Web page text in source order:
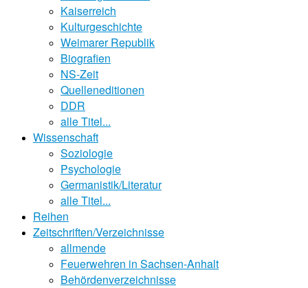
Kaiserreich
Kulturgeschichte
Weimarer Republik
Biografien
NS-Zeit
Quelleneditionen
DDR
alle Titel...
Wissenschaft
Soziologie
Psychologie
Germanistik/Literatur
alle Titel...
Reihen
Zeitschriften/Verzeichnisse
allmende
Feuerwehren in Sachsen-Anhalt
Behördenverzeichnisse